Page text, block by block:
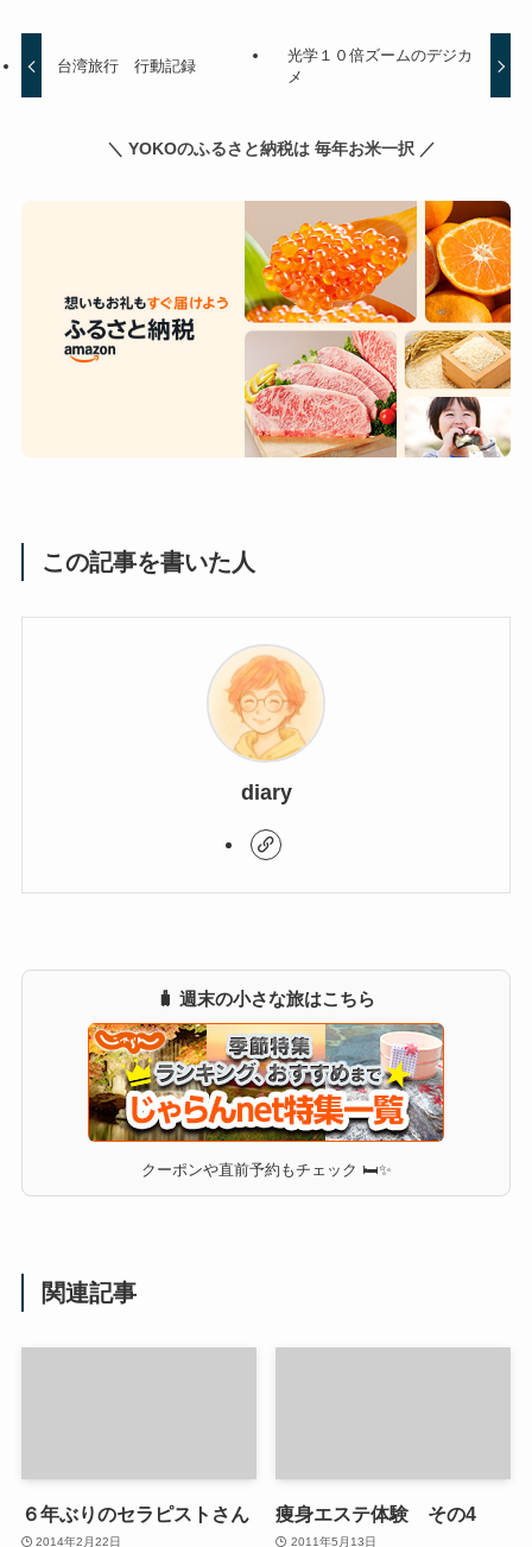
台湾旅行 行動記録
光学１０倍ズームのデジカ
メ
＼ YOKOのふるさと納税は 毎年お米一択 ／
この記事を書いた人
diary
🧳 週末の小さな旅はこちら
クーポンや直前予約もチェック 🛏✨
関連記事
６年ぶりのセラピストさん
2014年2月22日
痩身エステ体験 その4
2011年5月13日